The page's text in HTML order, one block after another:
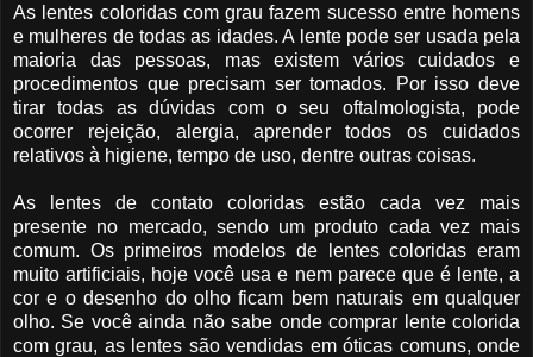
As lentes coloridas com grau fazem sucesso entre homens
e mulheres de todas as idades. A lente pode ser usada pela
maioria das pessoas, mas existem vários cuidados e
procedimentos que precisam ser tomados. Por isso deve
tirar todas as dúvidas com o seu oftalmologista, pode
ocorrer rejeição, alergia, aprender todos os cuidados
relativos à higiene, tempo de uso, dentre outras coisas.
As lentes de contato coloridas estão cada vez mais
presente no mercado, sendo um produto cada vez mais
comum. Os primeiros modelos de lentes coloridas eram
muito artificiais, hoje você usa e nem parece que é lente, a
cor e o desenho do olho ficam bem naturais em qualquer
olho. Se você ainda não sabe onde comprar lente colorida
com grau, as lentes são vendidas em óticas comuns, onde